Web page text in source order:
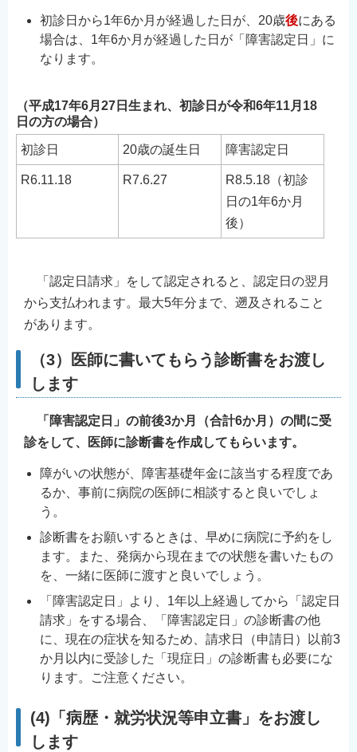
初診日から1年6か月が経過した日が、20歳後にある
場合は、1年6か月が経過した日が「障害認定日」に
なります。
（平成17年6月27日生まれ、初診日が令和6年11月18
日の方の場合）
初診日 20歳の誕生日 障害認定日
R6.11.18 R7.6.27
R8.5.18（初診
日の1年6か月
後）
「認定日請求」をして認定されると、認定日の翌月
から支払われます。最大5年分まで、遡及されること
があります。
（3）医師に書いてもらう診断書をお渡し
します
「障害認定日」の前後3か月（合計6か月）の間に受
診をして、医師に診断書を作成してもらいます。
障がいの状態が、障害基礎年金に該当する程度であ
るか、事前に病院の医師に相談すると良いでしょ
う。
診断書をお願いするときは、早めに病院に予約をし
ます。また、発病から現在までの状態を書いたもの
を、一緒に医師に渡すと良いでしょう。
「障害認定日」より、1年以上経過してから「認定日
請求」をする場合、「障害認定日」の診断書の他
に、現在の症状を知るため、請求日（申請日）以前3
か月以内に受診した「現症日」の診断書も必要にな
ります。ご注意ください。
(4)「病歴・就労状況等申立書」をお渡し
します